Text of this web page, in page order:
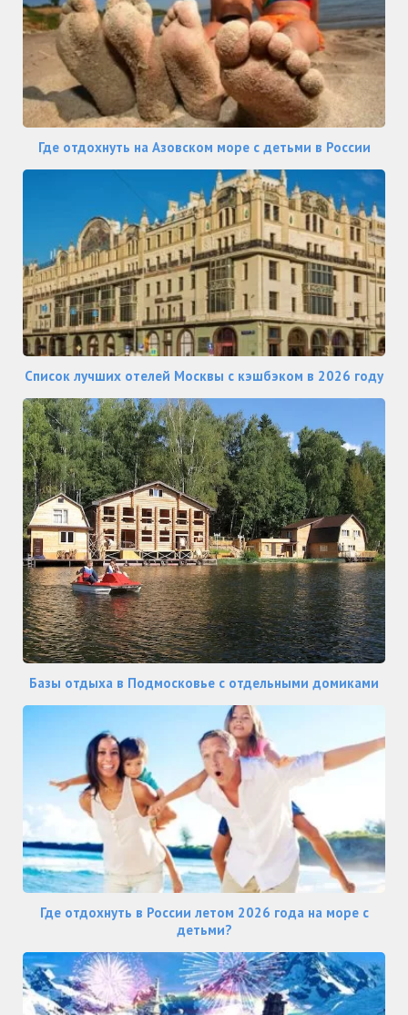
Где отдохнуть на Азовском море с детьми в России
Список лучших отелей Москвы с кэшбэком в 2026 году
Базы отдыха в Подмосковье с отдельными домиками
Где отдохнуть в России летом 2026 года на море с
детьми?